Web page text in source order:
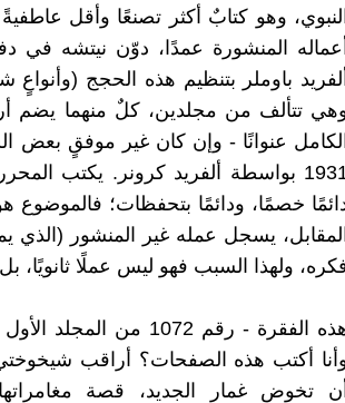
النبوي، وهو كتابٌ أكثر تصنعًا وأقل
أعماله المنشورة عمدًا، دوّن نيتشه في
ألفريد باوملر بتنظيم هذه الحجج
تتألف من مجلدين، كلٌ منهما يضم
الكامل عنوانًا - وإن كان غير موفقٍ بعض
1931 بواسطة ألفريد كرونر. يكتب
خصمًا، ودائمًا بتحفظات؛
ولهذا السبب فهو ليس عملًا
هذه الفقرة - رقم 1072
أكتب هذه الصفحات؟ أراقب
أن تخوض غمار الجديد، قصة